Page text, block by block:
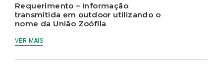
Requerimento – Informação
transmitida em outdoor utilizando o
nome da União Zoófila
VER MAIS